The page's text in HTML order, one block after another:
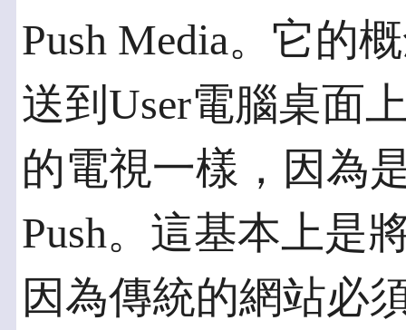
Push Media。它的
送到User電腦桌面
的電視一樣，因為
Push。這基本上是
因為傳統的網站必